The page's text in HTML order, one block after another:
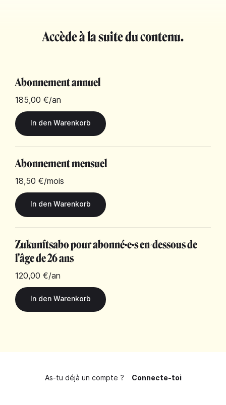
Accède à la suite du contenu.
Abonnement annuel
185,00 €/an
Abonnement mensuel
18,50 €/mois
Zukunftsabo pour abonné·e·s en-dessous de
l'âge de 26 ans
120,00 €/an
As-tu déjà un compte ? Connecte-toi